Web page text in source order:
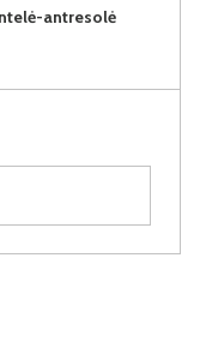
antresolė